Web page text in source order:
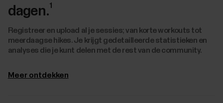
dagen.1
Registreer en upload al je sessies; van korte workouts tot
meerdaagse hikes. Je krijgt gedetailleerde statistieken en
analyses die je kunt delen met de rest van de community.
Meer ontdekken